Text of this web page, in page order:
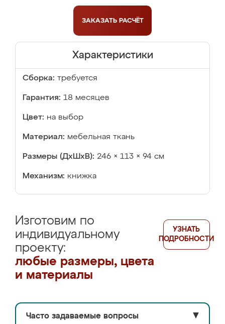
ЗАКАЗАТЬ РАСЧЁТ
Характеристики
Сборка: требуется
Гарантия: 18 месяцев
Цвет: на выбор
Материал: мебельная ткань
Размеры (ДхШхВ): 246 × 113 × 94 см
Механизм: книжка
Изготовим по
индивидуальному
проекту:
любые размеры, цвета
и материалы
УЗНАТЬ
ПОДРОБНОСТИ
Часто задаваемые вопросы ▼